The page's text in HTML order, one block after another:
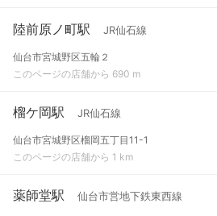
陸前原ノ町駅 JR仙石線
仙台市宮城野区五輪２
このページの店舗から 690 m
榴ケ岡駅 JR仙石線
仙台市宮城野区榴岡五丁目11-1
このページの店舗から 1 km
薬師堂駅 仙台市営地下鉄東西線